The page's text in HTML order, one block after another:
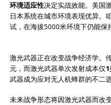
环境适应性决定实战效能。美国
日本系统在城市环境表现优异。
试，在海拔5000米环境下仍能保
激光武器正在改变战争经济学。
元，而激光武器单次发射成本仅
武器成为应对无人机蜂群的不二选
未来战争形态将因激光武器而改